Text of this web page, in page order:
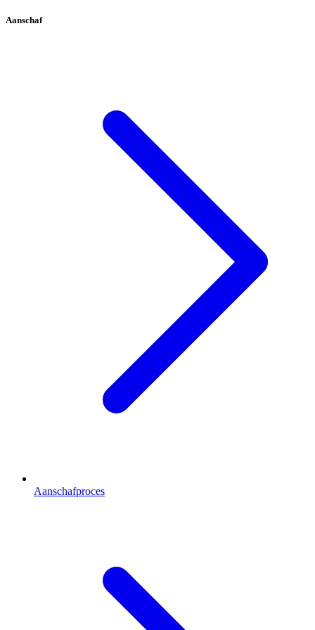
Aanschaf
Aanschafproces